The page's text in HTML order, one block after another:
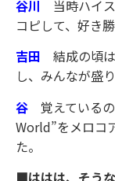
谷川 当時ハイ
コピして、好き
吉田 結成の頃
し、みんなが盛
谷 覚えている
World”をメロコ
た。
■ははは、そうな